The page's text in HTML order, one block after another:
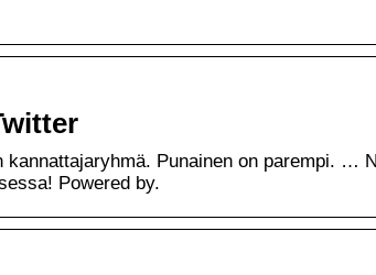
kannattajaryhmä. Punainen on parempi. …
Powered by.